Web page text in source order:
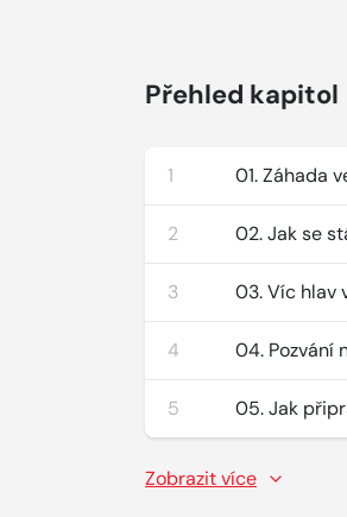
Přehled kapitol
1 01. Záhada
2 02. Jak se
3 03. Víc hlav
4 04. Pozvání
5 05. Jak
Zobrazit více